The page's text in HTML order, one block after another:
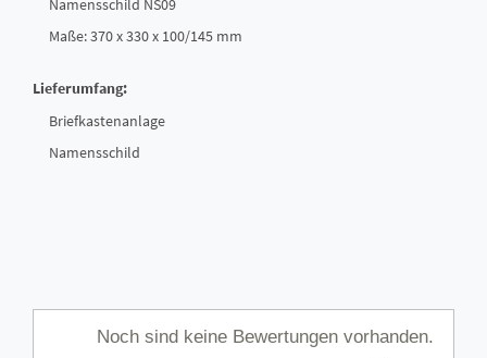
Namensschild NS09
Maße: 370 x 330 x 100/145 mm
Lieferumfang:
Briefkastenanlage
Namensschild
Noch sind keine Bewertungen vorhanden.